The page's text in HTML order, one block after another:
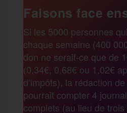
b
o
o
t
e
r
l
r
t
a
g
Faisons face
Si les 5000 personnes
chaque semaine (400
don ne serait-ce que de
(0,34€, 0,68€ ou 1,02€
d’impôts), la rédaction
pourrait compter 4
complets (au lieu de